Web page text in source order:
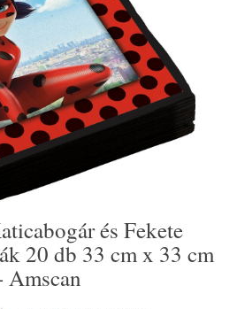
és Fekete
20 db 33 cm x 33 cm
Amscan